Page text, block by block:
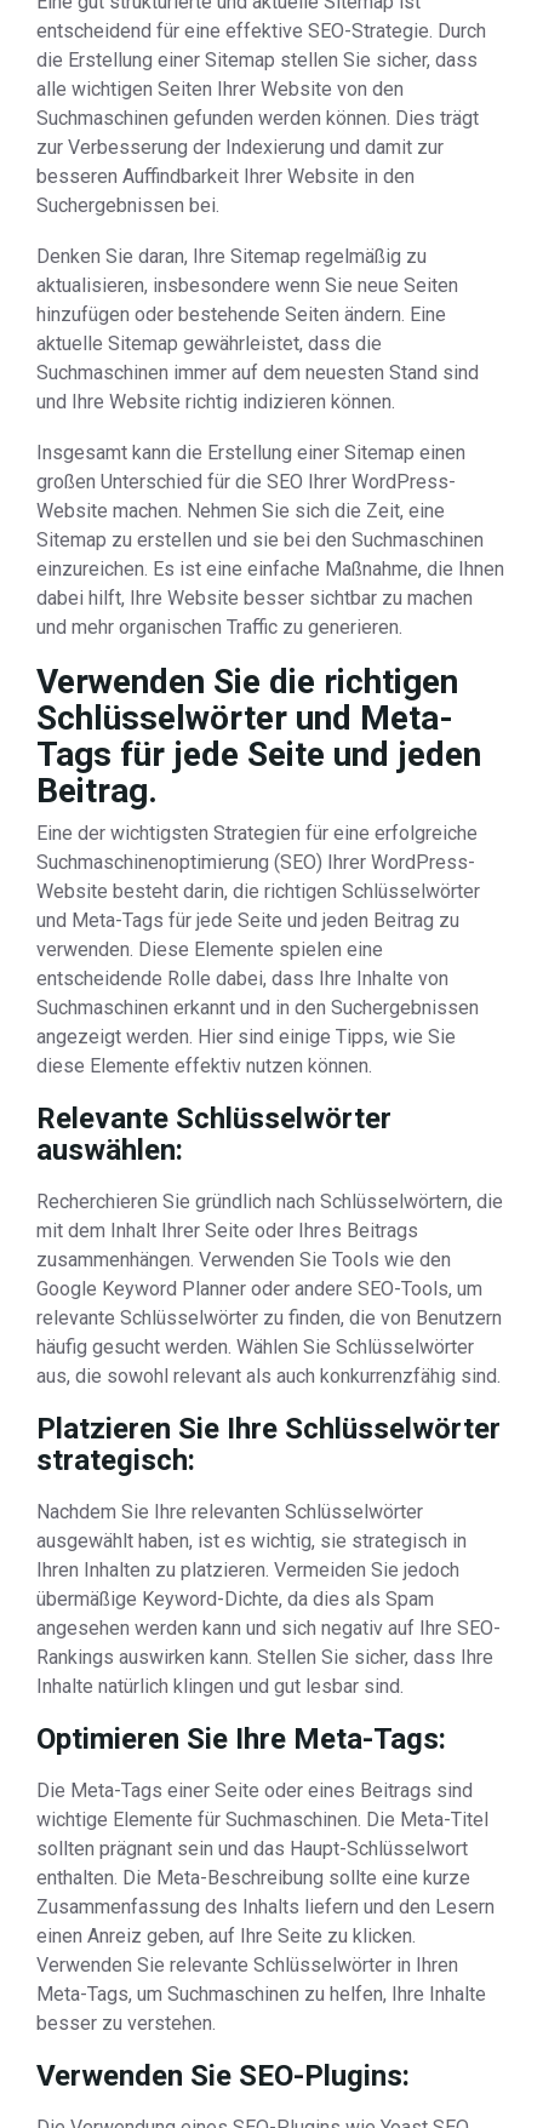
entscheidend für eine effektive SEO-Strategie. Durch
die Erstellung einer Sitemap stellen Sie sicher, dass
alle wichtigen Seiten Ihrer Website von den
Suchmaschinen gefunden werden können. Dies trägt
zur Verbesserung der Indexierung und damit zur
besseren Auffindbarkeit Ihrer Website in den
Suchergebnissen bei.
Denken Sie daran, Ihre Sitemap regelmäßig zu
aktualisieren, insbesondere wenn Sie neue Seiten
hinzufügen oder bestehende Seiten ändern. Eine
aktuelle Sitemap gewährleistet, dass die
Suchmaschinen immer auf dem neuesten Stand sind
und Ihre Website richtig indizieren können.
Insgesamt kann die Erstellung einer Sitemap einen
großen Unterschied für die SEO Ihrer WordPress-
Website machen. Nehmen Sie sich die Zeit, eine
Sitemap zu erstellen und sie bei den Suchmaschinen
einzureichen. Es ist eine einfache Maßnahme, die Ihnen
dabei hilft, Ihre Website besser sichtbar zu machen
und mehr organischen Traffic zu generieren.
Verwenden Sie die richtigen
Schlüsselwörter und Meta-
Tags für jede Seite und jeden
Beitrag.
Eine der wichtigsten Strategien für eine erfolgreiche
Suchmaschinenoptimierung (SEO) Ihrer WordPress-
Website besteht darin, die richtigen Schlüsselwörter
und Meta-Tags für jede Seite und jeden Beitrag zu
verwenden. Diese Elemente spielen eine
entscheidende Rolle dabei, dass Ihre Inhalte von
Suchmaschinen erkannt und in den Suchergebnissen
angezeigt werden. Hier sind einige Tipps, wie Sie
diese Elemente effektiv nutzen können.
Relevante Schlüsselwörter
auswählen:
Recherchieren Sie gründlich nach Schlüsselwörtern, die
mit dem Inhalt Ihrer Seite oder Ihres Beitrags
zusammenhängen. Verwenden Sie Tools wie den
Google Keyword Planner oder andere SEO-Tools, um
relevante Schlüsselwörter zu finden, die von Benutzern
häufig gesucht werden. Wählen Sie Schlüsselwörter
aus, die sowohl relevant als auch konkurrenzfähig sind.
Platzieren Sie Ihre Schlüsselwörter
strategisch:
Nachdem Sie Ihre relevanten Schlüsselwörter
ausgewählt haben, ist es wichtig, sie strategisch in
Ihren Inhalten zu platzieren. Vermeiden Sie jedoch
übermäßige Keyword-Dichte, da dies als Spam
angesehen werden kann und sich negativ auf Ihre SEO-
Rankings auswirken kann. Stellen Sie sicher, dass Ihre
Inhalte natürlich klingen und gut lesbar sind.
Optimieren Sie Ihre Meta-Tags:
Die Meta-Tags einer Seite oder eines Beitrags sind
wichtige Elemente für Suchmaschinen. Die Meta-Titel
sollten prägnant sein und das Haupt-Schlüsselwort
enthalten. Die Meta-Beschreibung sollte eine kurze
Zusammenfassung des Inhalts liefern und den Lesern
einen Anreiz geben, auf Ihre Seite zu klicken.
Verwenden Sie relevante Schlüsselwörter in Ihren
Meta-Tags, um Suchmaschinen zu helfen, Ihre Inhalte
besser zu verstehen.
Verwenden Sie SEO-Plugins: